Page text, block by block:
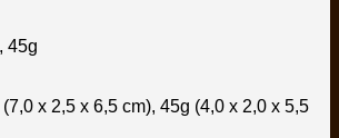
45g
(7,0 x 2,5 x 6,5 cm), 45g (4,0 x 2,0 x 5,5